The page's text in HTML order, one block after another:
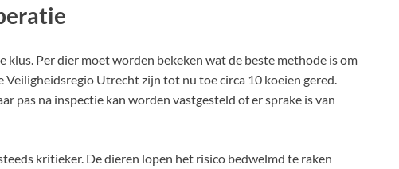
klus. Per dier moet worden bekeken wat de beste methode is om
Veiligheidsregio Utrecht zijn tot nu toe circa 10 koeien gered.
pas na inspectie kan worden vastgesteld of er sprake is van
kritieker. De dieren lopen het risico bedwelmd te raken